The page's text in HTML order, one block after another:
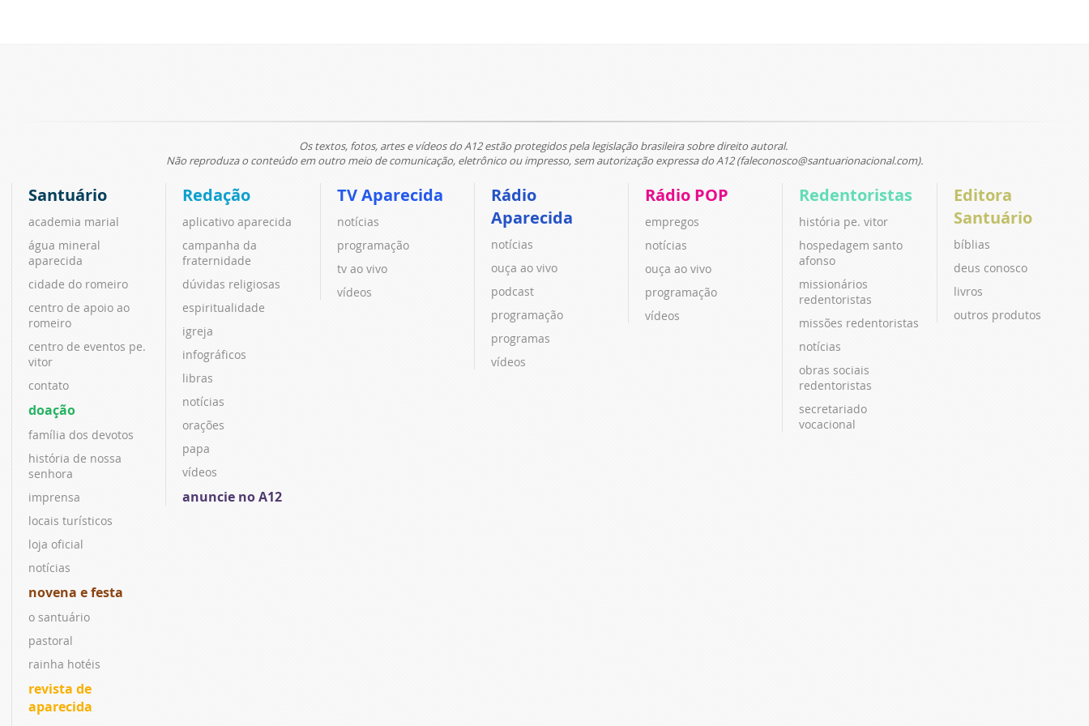
Os textos, fotos, artes e vídeos do A12 estão protegidos pela legislação brasileira sobre direito autoral.
Não reproduza o conteúdo em outro meio de comunicação, eletrônico ou impresso, sem autorização expressa do A12 (faleconosco@santuarionacional.com).
Santuário
academia marial
água mineral
aparecida
cidade do romeiro
centro de apoio ao
romeiro
centro de eventos pe.
vitor
contato
doação
família dos devotos
história de nossa
senhora
imprensa
locais turísticos
loja oficial
notícias
novena e festa
o santuário
pastoral
rainha hotéis
revista de
aparecida
Redação
aplicativo aparecida
campanha da
fraternidade
dúvidas religiosas
espiritualidade
igreja
infográficos
libras
notícias
orações
papa
vídeos
anuncie no A12
TV Aparecida
notícias
programação
tv ao vivo
vídeos
Rádio
Aparecida
notícias
ouça ao vivo
podcast
programação
programas
vídeos
Rádio POP
empregos
notícias
ouça ao vivo
programação
vídeos
Redentoristas
história pe. vitor
hospedagem santo
afonso
missionários
redentoristas
missões redentoristas
notícias
obras sociais
redentoristas
secretariado
vocacional
Editora
Santuário
bíblias
deus conosco
livros
outros produtos